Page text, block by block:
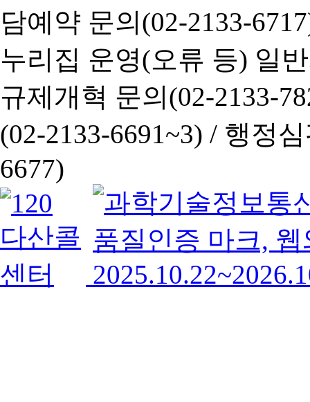
담예약 문의(02-2133-
누리집 운영(오류 등) 일
규제개혁 문의(02-2133-
(02-2133-6691~3) / 행정심
6677)